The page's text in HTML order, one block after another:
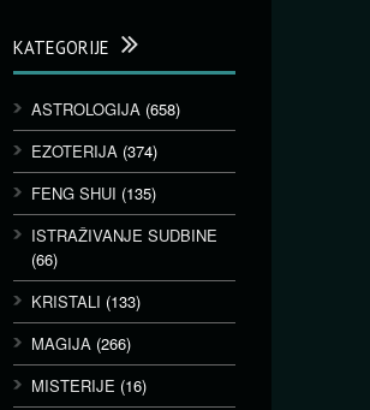
KATEGORIJE
ASTROLOGIJA (658)
EZOTERIJA (374)
FENG SHUI (135)
ISTRAŽIVANJE SUDBINE
(66)
KRISTALI (133)
MAGIJA (266)
MISTERIJE (16)